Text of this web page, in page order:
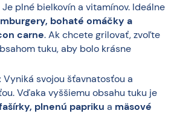
Je plné bielkovín a vitamínov. Ideálne
bohaté omáčky a
carne. Ak chcete grilovať, zvoľte
tuku, aby bolo krásne
Vyniká svojou šťavnatosťou a
Vďaka vyššiemu obsahu tuku je
plnenú papriku a mäsové